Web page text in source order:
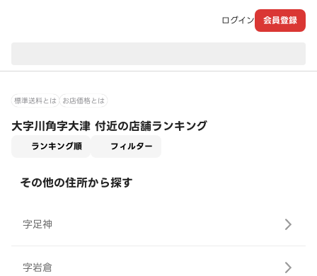
ログイン 会員登録
標準送料とは お店価格とは
大字川角字大津 付近の店舗ランキング
ランキング順 フィルター
その他の住所から探す
字足神
字岩倉